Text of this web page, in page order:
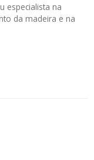
especialista na
da madeira e na